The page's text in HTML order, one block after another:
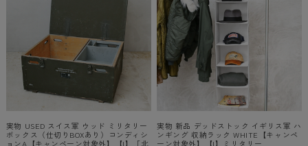
実物 USED スイス軍 ウッド ミリタリー
ボックス（仕切りBOXあり）コンディシ
ョンA【キャンペーン対象外】【I】［北
実物 新品 デッドストック イギリス軍 ハ
ンギング 収納ラック WHITE【キャンペ
ーン対象外】【I】ミリタリー